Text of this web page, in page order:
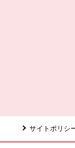
サイトポリシ